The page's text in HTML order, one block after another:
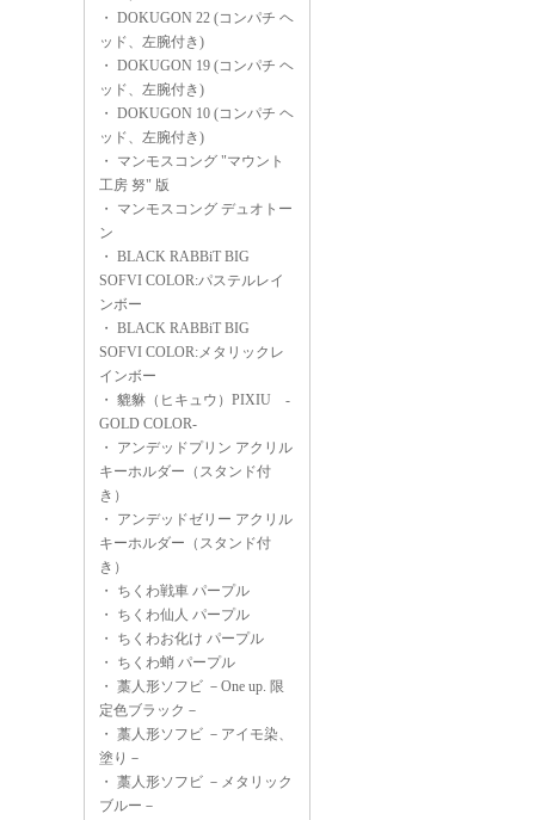
・ DOKUGON 22 (コンパチ ヘ
ッド、左腕付き)
・ DOKUGON 19 (コンパチ ヘ
ッド、左腕付き)
・ DOKUGON 10 (コンパチ ヘ
ッド、左腕付き)
・ マンモスコング "マウント
工房 努" 版
・ マンモスコング デュオトー
ン
・ BLACK RABBiT BIG
SOFVI COLOR:パステルレイ
ンボー
・ BLACK RABBiT BIG
SOFVI COLOR:メタリックレ
インボー
・ 貔貅（ヒキュウ）PIXIU -
GOLD COLOR-
・ アンデッドプリン アクリル
キーホルダー（スタンド付
き）
・ アンデッドゼリー アクリル
キーホルダー（スタンド付
き）
・ ちくわ戦車 パープル
・ ちくわ仙人 パープル
・ ちくわお化け パープル
・ ちくわ蛸 パープル
・ 藁人形ソフビ －One up. 限
定色ブラック－
・ 藁人形ソフビ －アイモ染、
塗り－
・ 藁人形ソフビ －メタリック
ブルー－